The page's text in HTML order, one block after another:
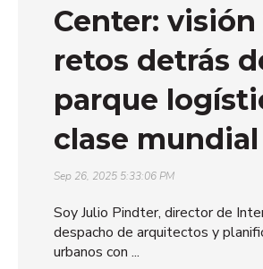
Center: visión
retos detrás
parque
clase mundial
Sep 26, 2025 5:33:06 PM
Soy Julio Pindter, director de
despacho de arquitectos y
urbanos con ...